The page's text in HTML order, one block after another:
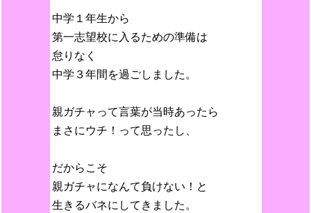
中学１年生から
第一志望校に入るための準備は
怠りなく
中学３年間を過ごしました。
親ガチャって言葉が当時あったら
まさにウチ！って思ったし、
だからこそ
親ガチャになんて負けない！と
生きるバネにしてきました。